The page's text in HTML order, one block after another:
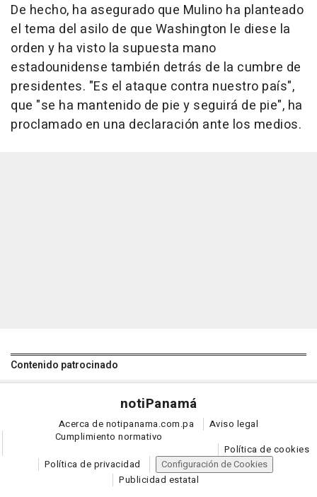
De hecho, ha asegurado que Mulino ha planteado
el tema del asilo de que Washington le diese la
orden y ha visto la supuesta mano
estadounidense también detrás de la cumbre de
presidentes. "Es el ataque contra nuestro país",
que "se ha mantenido de pie y seguirá de pie", ha
proclamado en una declaración ante los medios.
Contenido patrocinado
notiPanamá
Acerca de notipanama.com.pa
Aviso legal
Cumplimiento normativo
Política de cookies
Política de privacidad
Configuración de Cookies
Publicidad estatal